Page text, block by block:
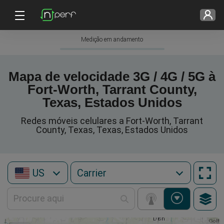
Medição em andamento
Mapa de velocidade 3G / 4G / 5G à
Fort-Worth, Tarrant County,
Texas, Estados Unidos
Redes móveis celulares a Fort-Worth, Tarrant
County, Texas, Texas, Estados Unidos
US